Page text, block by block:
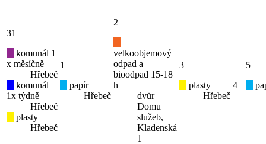
31
komunál 1
x měsíčně
Hřebeč
komunál
1x týdně
Hřebeč
plasty
Hřebeč
1
papír
Hřebeč
2
velkoobjemový
odpad a
bioodpad 15-18
h
dvůr
Domu
služeb,
Kladenská
1
3
plasty
Hřebeč
4
5